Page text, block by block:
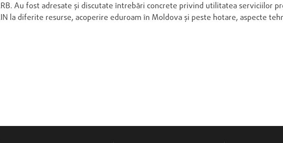
Au fost adresate și discutate întrebări concrete privind utilitatea serviciilor
la diferite resurse, acoperire eduroam în Moldova și peste hotare, aspecte